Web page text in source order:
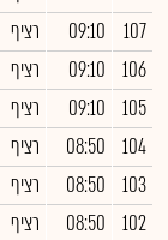
107
09:10 רציף
106
09:10 רציף
105
09:10 רציף
104
08:50 רציף
103
08:50 רציף
102
08:50 רציף